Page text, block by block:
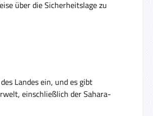
über die Sicherheitslage zu
Landes ein, und es gibt
einschließlich der Sahara-